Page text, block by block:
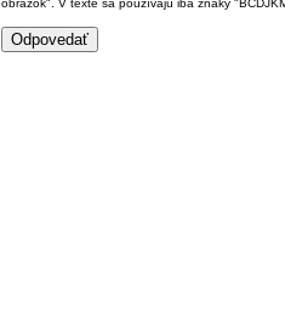
obrázok". V texte sa používajú iba znaky